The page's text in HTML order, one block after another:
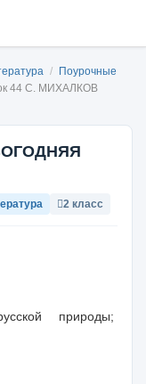
/
Поурочные
44 С. МИХАЛКОВ
2 класс
природы;